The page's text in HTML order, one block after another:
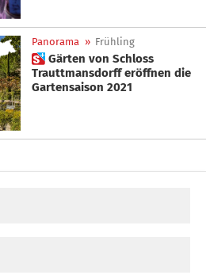
Panorama » Frühling
 Gärten von Schloss
Trauttmansdorff eröffnen die
Gartensaison 2021